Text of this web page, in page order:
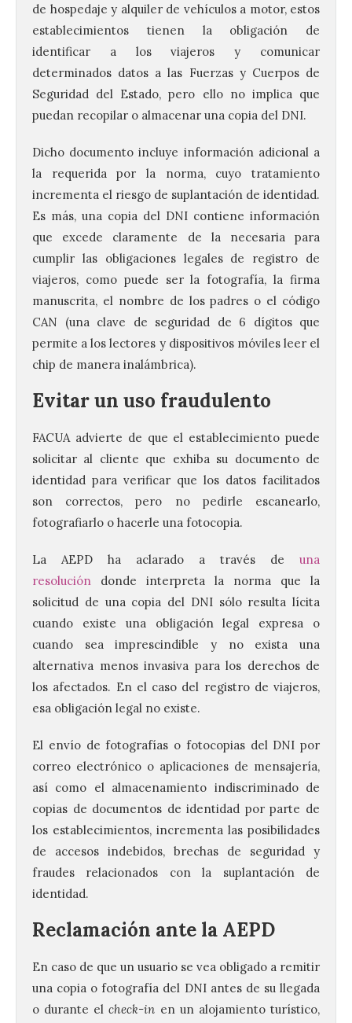
de hospedaje y alquiler de vehículos a motor, estos
establecimientos tienen la obligación de
identificar a los viajeros y comunicar
determinados datos a las Fuerzas y Cuerpos de
Seguridad del Estado, pero ello no implica que
puedan recopilar o almacenar una copia del DNI.
Dicho documento incluye información adicional a
la requerida por la norma, cuyo tratamiento
incrementa el riesgo de suplantación de identidad.
Es más, una copia del DNI contiene información
que excede claramente de la necesaria para
cumplir las obligaciones legales de registro de
viajeros, como puede ser la fotografía, la firma
manuscrita, el nombre de los padres o el código
CAN (una clave de seguridad de 6 dígitos que
permite a los lectores y dispositivos móviles leer el
chip de manera inalámbrica).
Evitar un uso fraudulento
FACUAadvierte de que el establecimiento puede
solicitar al cliente que exhiba su documento de
identidad para verificar que los datos facilitados
son correctos, pero no pedirle escanearlo,
fotografiarlo o hacerle una fotocopia.
La AEPD ha aclarado a través de una
resolución donde interpreta la norma que la
solicitud de una copia del DNI sólo resulta lícita
cuando existe una obligación legal expresa o
cuando sea imprescindible y no exista una
alternativa menos invasiva para los derechos de
los afectados. En el caso del registro de viajeros,
esa obligación legal no existe.
El envío de fotografías o fotocopias del DNI por
correo electrónico o aplicaciones de mensajería,
así como el almacenamiento indiscriminado de
copias de documentos de identidad por parte de
los establecimientos, incrementa las posibilidades
de accesos indebidos, brechas de seguridad y
fraudes relacionados con la suplantación de
identidad.
Reclamación ante la AEPD
En caso de que un usuario se vea obligado a remitir
una copia o fotografía del DNI antes de su llegada
o durante elcheck-in en un alojamiento turístico,
La UPSA impulsa la
creación musical con el I
Concurso Internacional de
Composición Coral Sacra